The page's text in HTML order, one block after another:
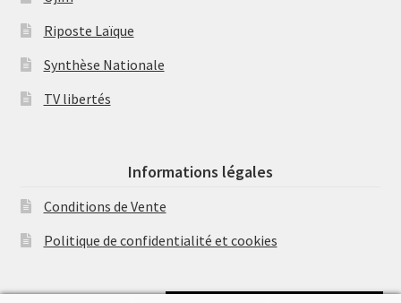
Riposte Laïque
Synthèse Nationale
TV libertés
Informations légales
Conditions de Vente
Politique de confidentialité et cookies